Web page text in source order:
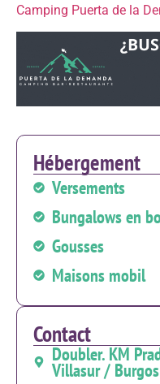
Camping Puerta de la
Hébergement
Versements
Bungalows en
Gousses
Maisons mobil
Contact
Doubler. KM
Villasur / Burgos